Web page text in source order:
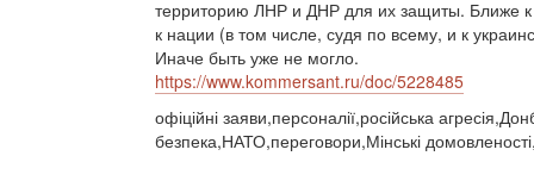
территорию ЛНР и ДНР для их защиты. Ближе
к нации (в том числе, судя по всему, и к
Иначе быть уже не могло.
https://www.kommersant.ru/doc/5228485
офіційні заяви,персоналії,російська
безпека,НАТО,переговори,Мінські